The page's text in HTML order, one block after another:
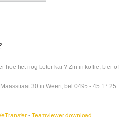
hoe het nog beter kan? Zin in koffie, bier of
30 in Weert, bel 0495 - 45 17 25
- Teamviewer download